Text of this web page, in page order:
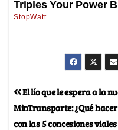
El lío que le espera a la
MinTransporte: ¿Qué hacer
con las 5 concesiones